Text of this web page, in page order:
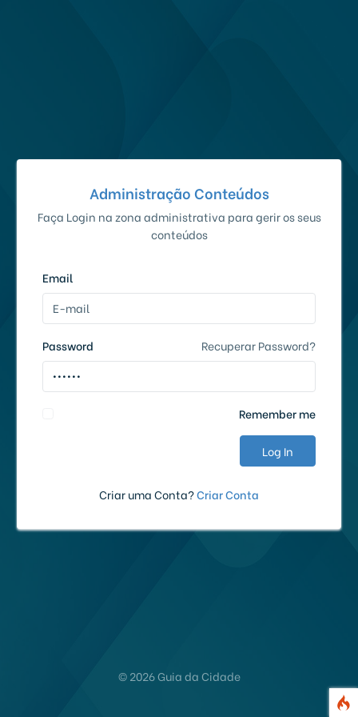
Administração Conteúdos
Faça Login na zona administrativa para gerir os seus
conteúdos
Email
Recuperar Password?
Password
Remember me
Log In
Criar uma Conta?Criar Conta
©2026 Guia da Cidade